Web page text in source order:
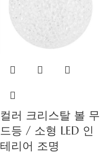
컬러 크리스탈 볼 무
드등 / 소형 LED 인
테리어 조명